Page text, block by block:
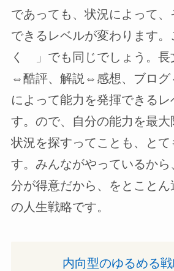
であっても、状況によって
できるレベルが変わります
く 」でも同じでしょう。
⇔酷評、解説⇔感想、ブロ
によって能力を発揮できるレ
す。ので、自分の能力を最大
状況を探すってことも、と
す。みんながやっているから
分が得意だから、をとことん
の人生戦略です。
内向型のゆるめる